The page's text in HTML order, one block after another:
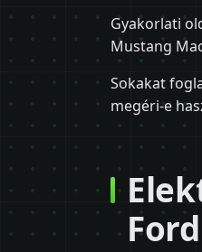
Gyakorlati
Mustang
Sokakat
megéri-e